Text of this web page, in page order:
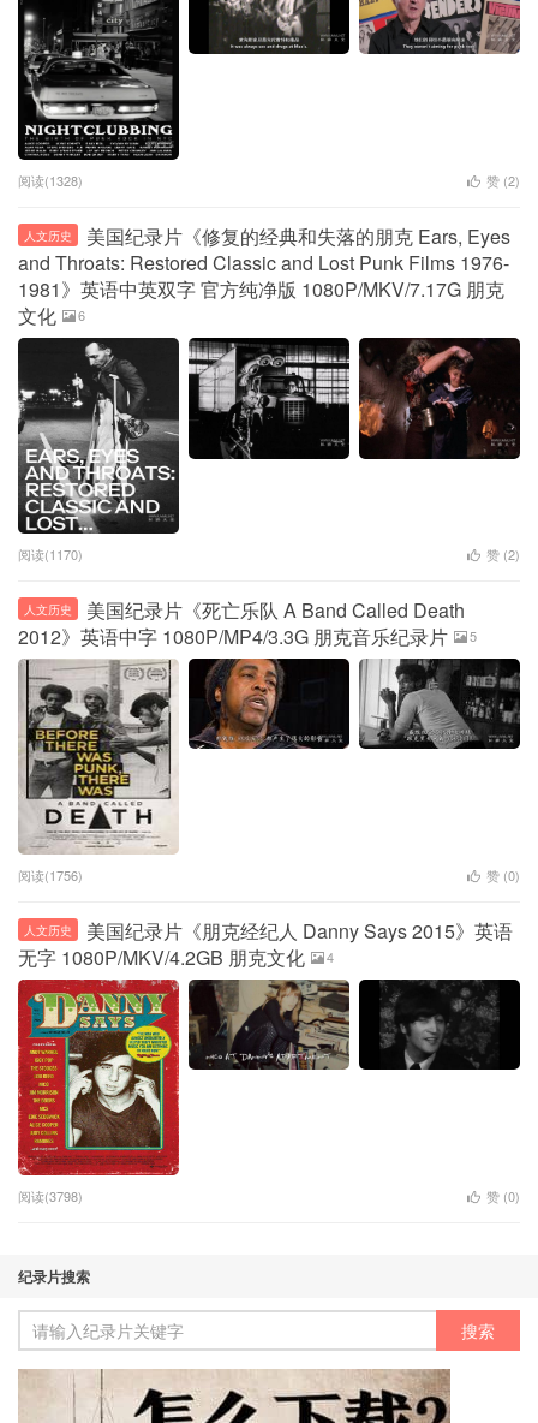
阅读(1328) 赞 (2)
人文历史
美国纪录片《修复的经典和失落的朋克 Ears, Eyes
and Throats: Restored Classic and Lost Punk Films 1976-
1981》英语中英双字 官方纯净版 1080P/MKV/7.17G 朋克
文化
6
阅读(1170) 赞 (2)
人文历史
美国纪录片《死亡乐队 A Band Called Death
2012》英语中字 1080P/MP4/3.3G 朋克音乐纪录片
5
阅读(1756) 赞 (0)
人文历史
美国纪录片《朋克经纪人 Danny Says 2015》英语
无字 1080P/MKV/4.2GB 朋克文化
4
阅读(3798) 赞 (0)
纪录片搜索